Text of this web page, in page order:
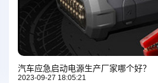
汽车应急启动电源生产厂家哪个好？
2023-09-27 18:05:21